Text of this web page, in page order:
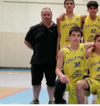
ÁREA
PROJETOS
LIGA BETCLIC
LIGA BETCLIC